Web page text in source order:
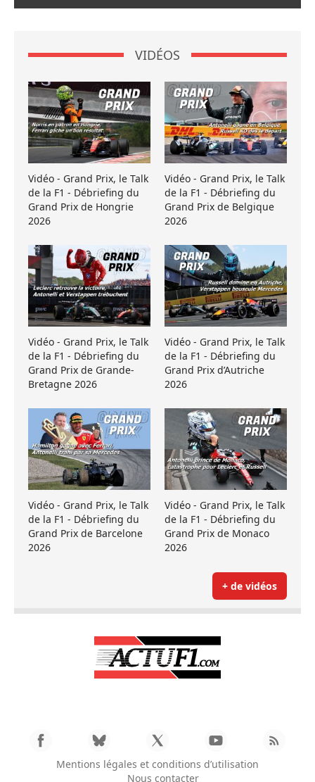
VIDÉOS
Vidéo - Grand Prix, le Talk
de la F1 - Débriefing du
Grand Prix de Hongrie
2026
Vidéo - Grand Prix, le Talk
de la F1 - Débriefing du
Grand Prix de Belgique
2026
Vidéo - Grand Prix, le Talk
de la F1 - Débriefing du
Grand Prix de Grande-
Bretagne 2026
Vidéo - Grand Prix, le Talk
de la F1 - Débriefing du
Grand Prix d’Autriche
2026
Vidéo - Grand Prix, le Talk
de la F1 - Débriefing du
Grand Prix de Barcelone
2026
Vidéo - Grand Prix, le Talk
de la F1 - Débriefing du
Grand Prix de Monaco
2026
+ de vidéos
Mentions légales et conditions d’utilisation
Nous contacter